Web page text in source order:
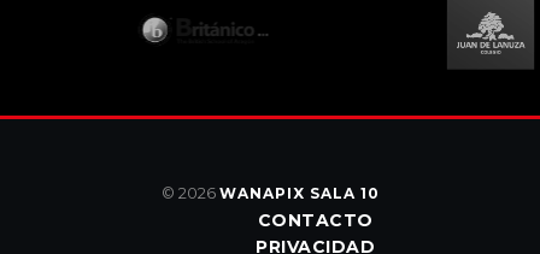
© 2026 WANAPIX SALA 10
CONTACTO
PRIVACIDAD